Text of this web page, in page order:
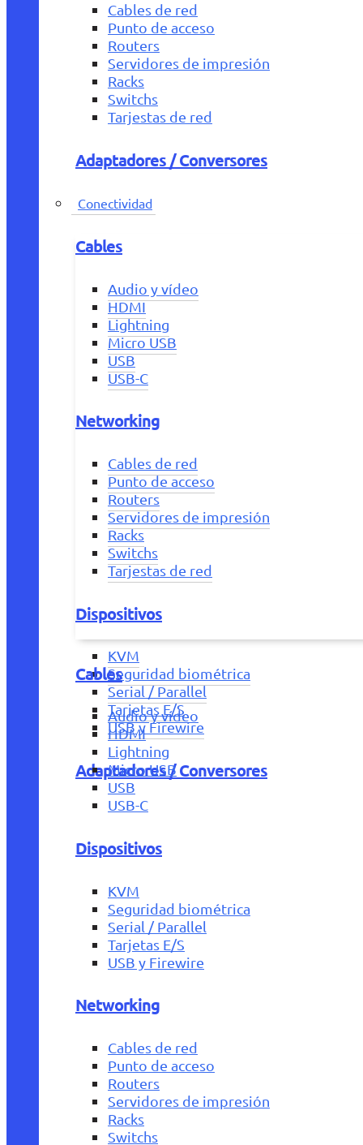
Cables de red
Punto de acceso
Routers
Servidores de impresión
Racks
Switchs
Tarjestas de red
Adaptadores / Conversores
Conectividad
Cables
Audio y vídeo
HDMI
Lightning
Micro USB
USB
USB-C
Networking
Cables de red
Punto de acceso
Routers
Servidores de impresión
Racks
Switchs
Tarjestas de red
Dispositivos
KVM
Seguridad biométrica
Serial / Parallel
Tarjetas E/S
USB y Firewire
Adaptadores / Conversores
Cables
Audio y vídeo
HDMI
Lightning
Micro USB
USB
USB-C
Dispositivos
KVM
Seguridad biométrica
Serial / Parallel
Tarjetas E/S
USB y Firewire
Networking
Cables de red
Punto de acceso
Routers
Servidores de impresión
Racks
Switchs